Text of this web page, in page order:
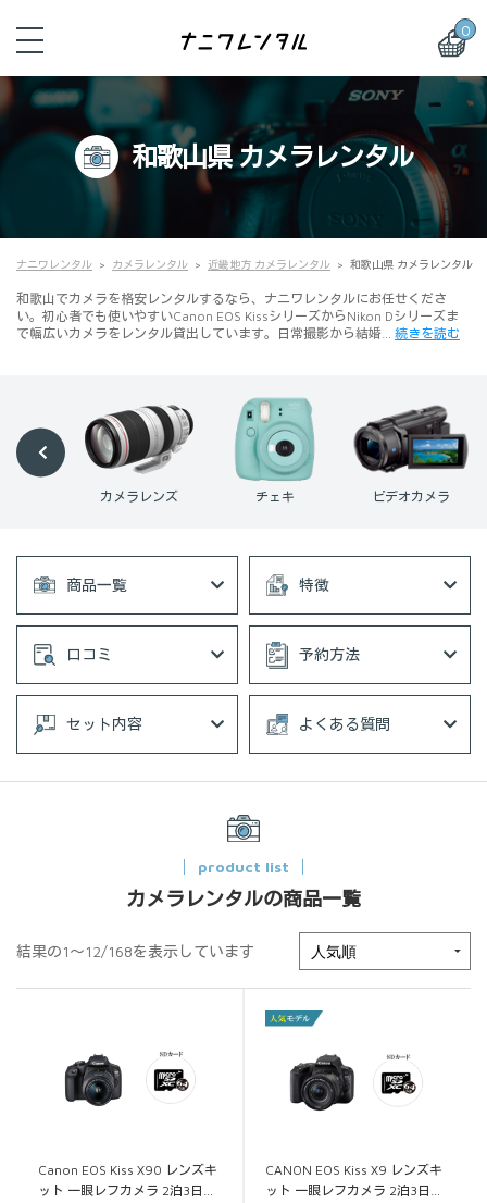
0
和歌山県 カメラレンタル
ナニワレンタル カメラレンタル 近畿地方 カメラレンタル 和歌山県 カメラレンタル
和歌山でカメラを格安レンタルするなら、ナニワレンタルにお任せくださ
い。初心者でも使いやすいCanon EOS KissシリーズからNikon Dシリーズま
で幅広いカメラをレンタル貸出しています。日常撮影から結婚… 続きを読む
カメラレンズ チェキ ビデオカメラ
商品一覧 特徴
口コミ 予約方法
セット内容 よくある質問
product list
カメラレンタルの商品一覧
結果の1～12/168を表示しています
Canon EOS Kiss X90 レンズキ
ット 一眼レフカメラ 2泊3日…
CANON EOS Kiss X9 レンズキ
ット 一眼レフカメラ 2泊3日…